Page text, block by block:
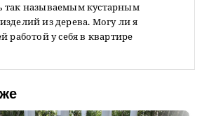
так называемым кустарным
из дерева. Могу ли я
работой у себя в квартире